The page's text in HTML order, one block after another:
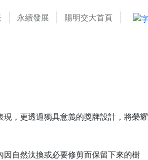
永續發展 陽明交大首頁
，更透過獨具意義的獎牌設計，將榮耀
自然汰換或必要修剪而保留下來的樹